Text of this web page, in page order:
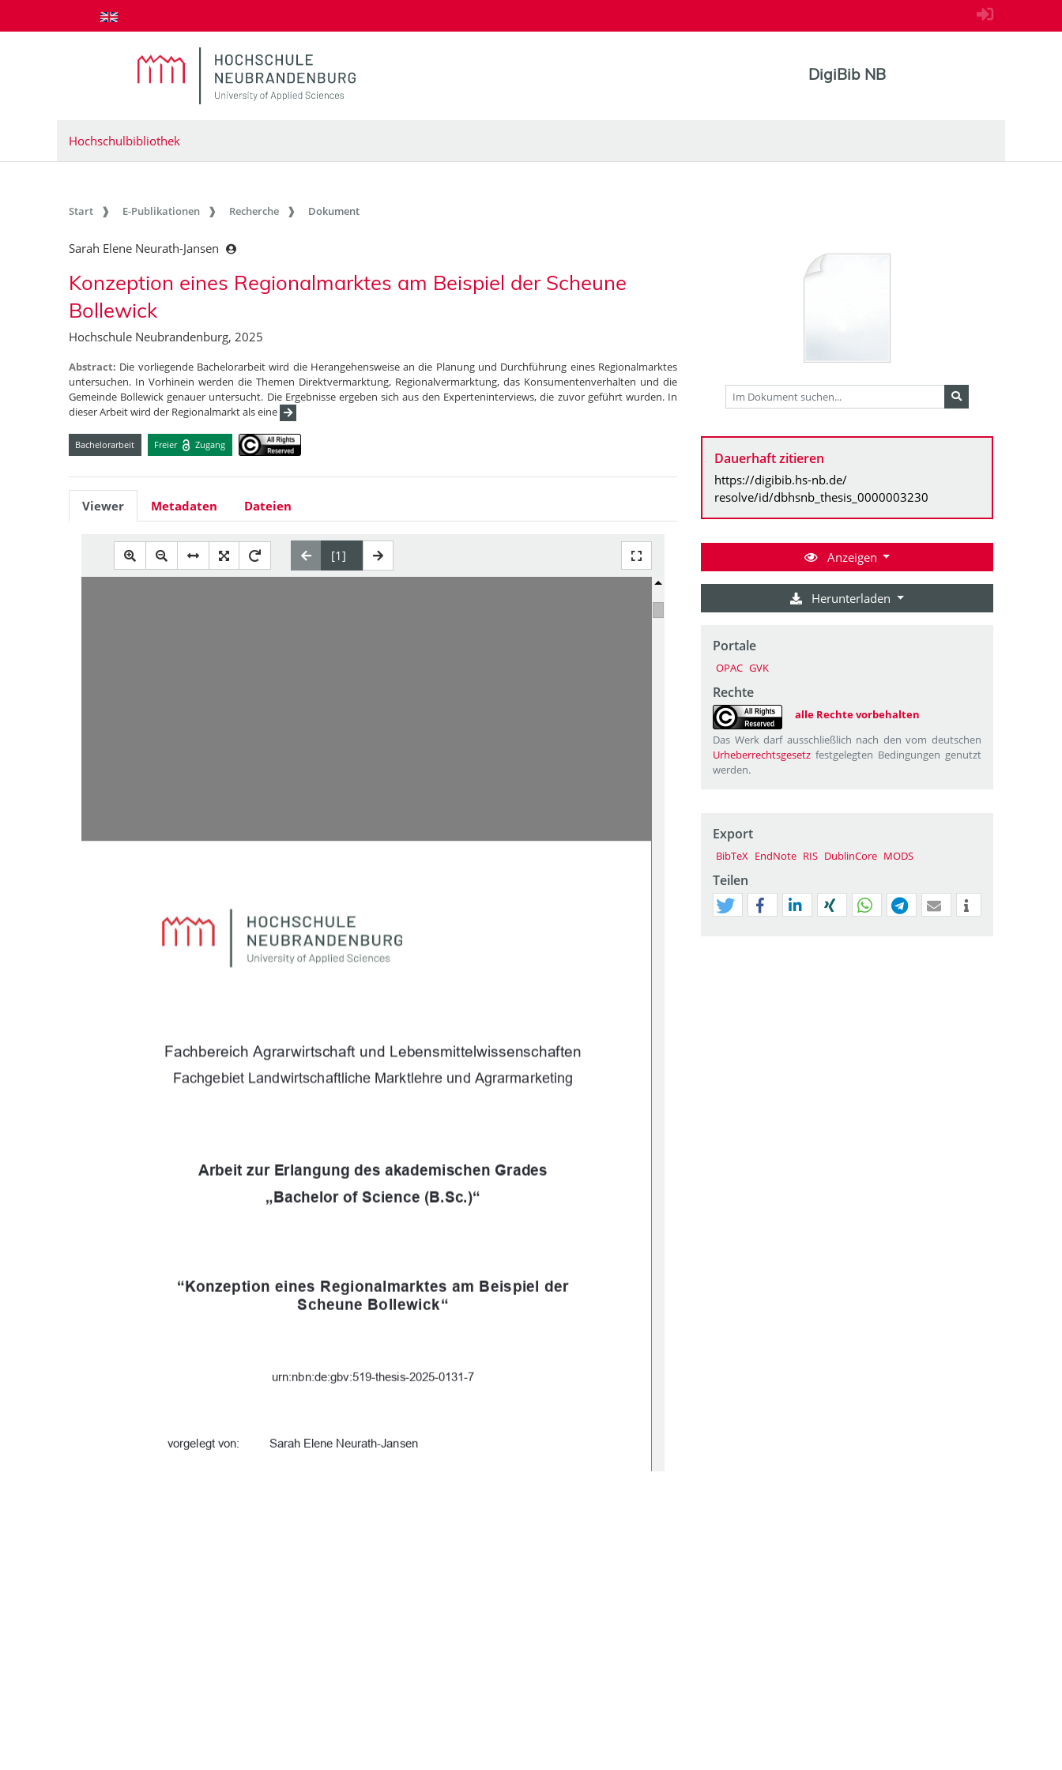
zum Inhalt springen
DigiBib NB
Hochschulbibliothek
Start E-Publikationen Recherche Dokument
Sarah Elene Neurath-Jansen
Konzeption eines Regionalmarktes am Beispiel der Scheune
Bollewick
Hochschule Neubrandenburg, 2025
Abstract: Die vorliegende Bachelorarbeit wird die Herangehensweise an die Planung und Durchführung eines Regionalmarktes
untersuchen. In Vorhinein werden die Themen Direktvermarktung, Regionalvermarktung, das Konsumentenverhalten und die
Gemeinde Bollewick genauer untersucht. Die Ergebnisse ergeben sich aus den Experteninterviews, die zuvor geführt wurden. In
dieser Arbeit wird der Regionalmarkt als eine
Bachelorarbeit Freier Zugang
Viewer Metadaten Dateien
Fachbereich Agrarwirtschaft und Lebensmittelwissenschaften
Fachgebiet Landwirtschaftliche Marktlehre und Agrarmarketing
Arbeit zur Erlangung des akademischen Grades
„Bachelor of Science (B.Sc.)“
“Konzeption eines Regionalmarktes am Beispiel der
Scheune Bollewick“
urn:nbn:de:gbv:519-thesis-2025-0131-7
vorgelegt von: Sarah Elene Neurath-Jansen
Dauerhaft zitieren
https://digibib.hs-nb.de/
resolve/id/dbhsnb_thesis_0000003230
Anzeigen
Herunterladen
Portale
OPAC GVK
Rechte
alle Rechte vorbehalten
Das Werk darf ausschließlich nach den vom deutschen
Urheberrechtsgesetz festgelegten Bedingungen genutzt
werden.
Export
BibTeX EndNote RIS DublinCore MODS
Teilen